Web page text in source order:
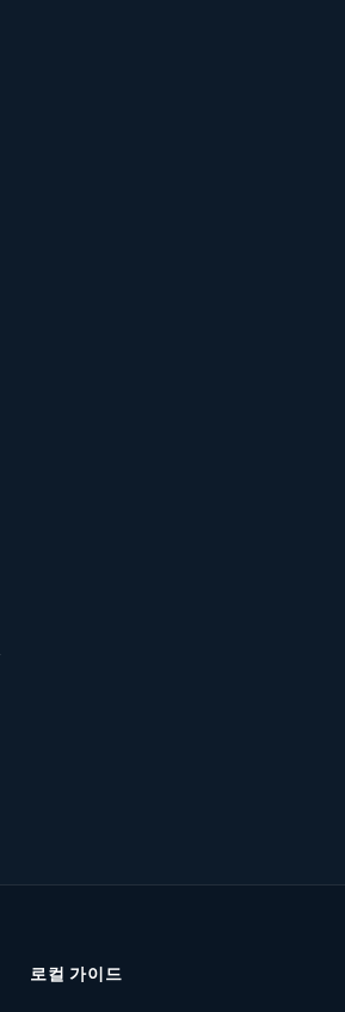
로컬 가이드